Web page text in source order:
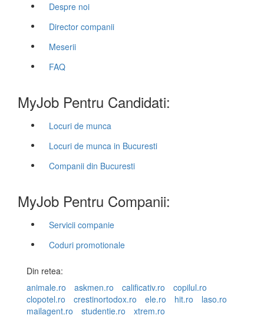
Despre noi
Director companii
Meserii
FAQ
MyJob Pentru Candidati:
Locuri de munca
Locuri de munca in Bucuresti
Companii din Bucuresti
MyJob Pentru Companii:
Servicii companie
Coduri promotionale
Din retea:
animale.ro
askmen.ro calificativ.ro
copilul.ro
clopotel.ro
crestinortodox.ro ele.ro hit.ro
laso.ro
mailagent.ro
studentie.ro xtrem.ro